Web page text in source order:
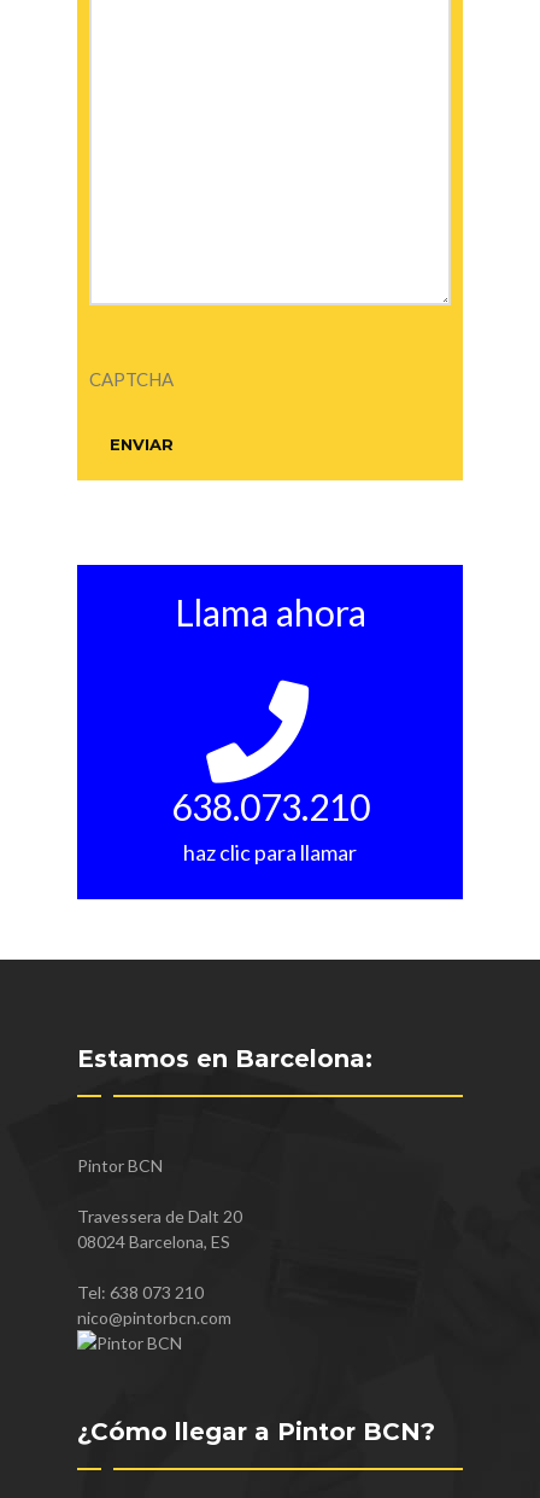
CAPTCHA
Llama ahora
638.073.210
haz clic para llamar
Estamos en Barcelona:
Pintor BCN
Travessera de Dalt 20
08024Barcelona, ES
Tel: 638 073 210
nico@pintorbcn.com
¿Cómo llegar a Pintor BCN?